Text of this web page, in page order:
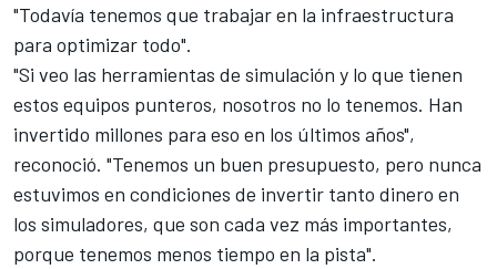
"Todavía tenemos que trabajar en la infraestructura
para optimizar todo".
"Si veo las herramientas de simulación y lo que tienen
estos equipos punteros, nosotros no lo tenemos. Han
invertido millones para eso en los últimos años",
reconoció. "Tenemos un buen presupuesto, pero nunca
estuvimos en condiciones de invertir tanto dinero en
los simuladores, que son cada vez más importantes,
porque tenemos menos tiempo en la pista".